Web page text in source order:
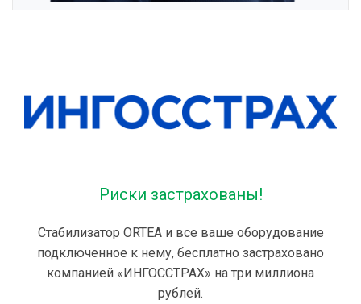
Риски застрахованы!
Стабилизатор ORTEA и все ваше оборудование
подключенное к нему, бесплатно застраховано
компанией «ИНГОССТРАХ» на три миллиона
рублей.